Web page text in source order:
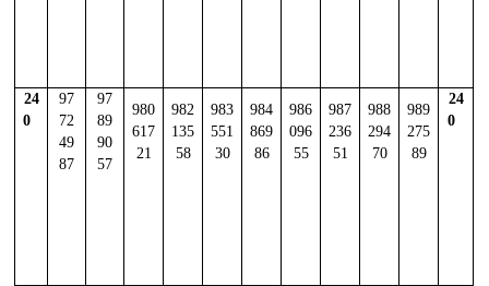
24
0
97
72
49
87
97
89
90
57
980
617
21
982
135
58
983
551
30
984
869
86
986
096
55
987
236
51
988
294
70
989
275
89
24
0